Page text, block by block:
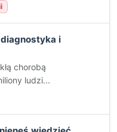
i
chorobą
ludzi...